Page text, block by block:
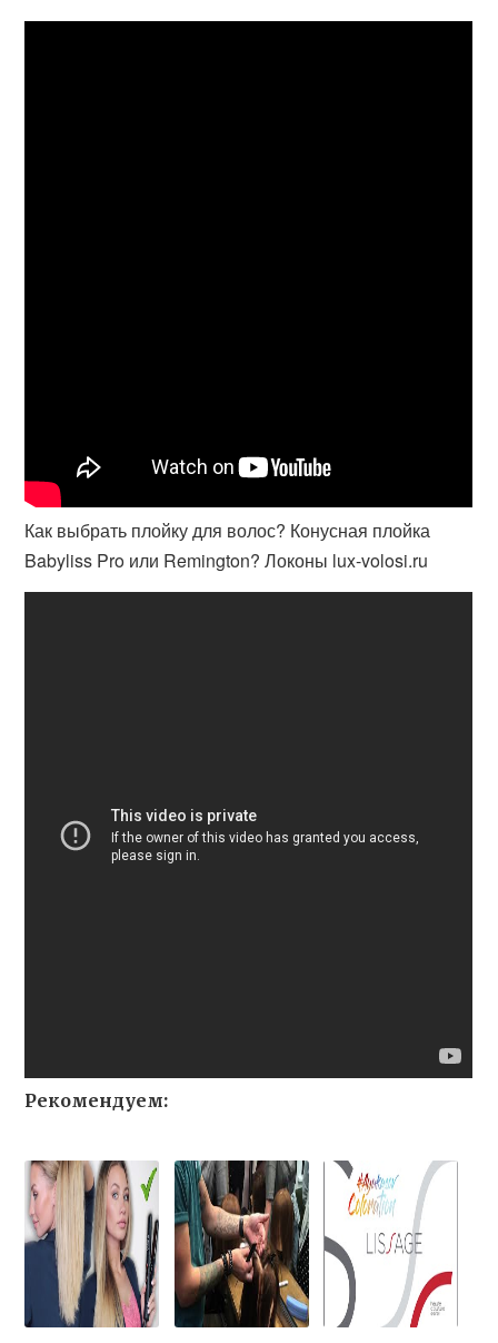
Как выбрать плойку для волос? Конусная плойка
Babyliss Pro или Remington? Локоны lux-volosi.ru
Рекомендуем: